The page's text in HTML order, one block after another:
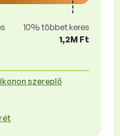
10% többet keres
1,2M Ft
szereplő